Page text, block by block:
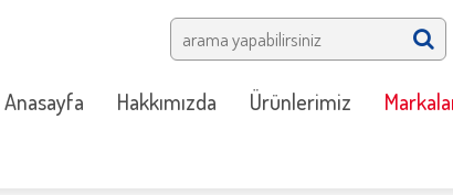
Anasayfa Hakkımızda Ürünlerimiz